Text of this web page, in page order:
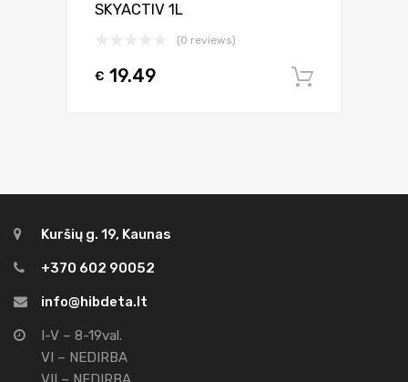
SKYACTIV 1L
(0 reviews)
€ 19.49
Kuršių g. 19, Kaunas
+370 602 90052
info@hibdeta.lt
I-V – 8-19val.
VI – NEDIRBA